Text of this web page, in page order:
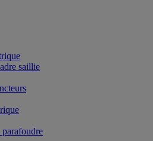
saillie